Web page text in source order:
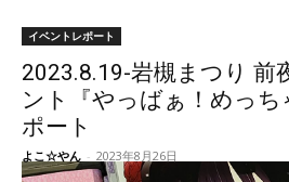
イベントレポート
2023.8.19-岩槻まつり 前
ント『やっばぁ！めっち
ポート
よこ☆やん - 2023年8月26日